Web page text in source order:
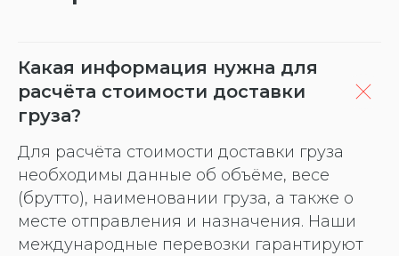
Какая информация нужна для
расчёта стоимости доставки
груза?
Для расчёта стоимости доставки груза
необходимы данные об объёме, весе
(брутто), наименовании груза, а также о
месте отправления и назначения. Наши
международные перевозки гарантируют